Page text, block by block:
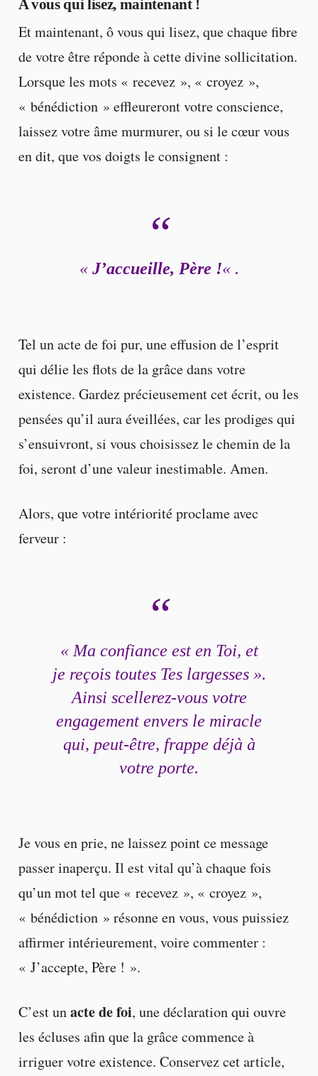
A vous qui lisez, maintenant !
Et maintenant, ô vous qui lisez, que chaque fibre
de votre être réponde à cette divine sollicitation.
Lorsque les mots « recevez », « croyez »,
« bénédiction » effleureront votre conscience,
laissez votre âme murmurer, ou si le cœur vous
en dit, que vos doigts le consignent :
« J’accueille, Père !« .
Tel un acte de foi pur, une effusion de l’esprit
qui délie les flots de la grâce dans votre
existence. Gardez précieusement cet écrit, ou les
pensées qu’il aura éveillées, car les prodiges qui
s’ensuivront, si vous choisissez le chemin de la
foi, seront d’une valeur inestimable. Amen.
Alors, que votre intériorité proclame avec
ferveur :
« Ma confiance est en Toi, et
je reçois toutes Tes largesses ».
Ainsi scellerez-vous votre
engagement envers le miracle
qui, peut-être, frappe déjà à
votre porte.
Je vous en prie, ne laissez point ce message
passer inaperçu. Il est vital qu’à chaque fois
qu’un mot tel que « recevez », « croyez »,
« bénédiction » résonne en vous, vous puissiez
affirmer intérieurement, voire commenter :
« J’accepte, Père ! ».
C’est unacte de foi, une déclaration qui ouvre
les écluses afin que la grâce commence à
irriguer votre existence. Conservez cet article,